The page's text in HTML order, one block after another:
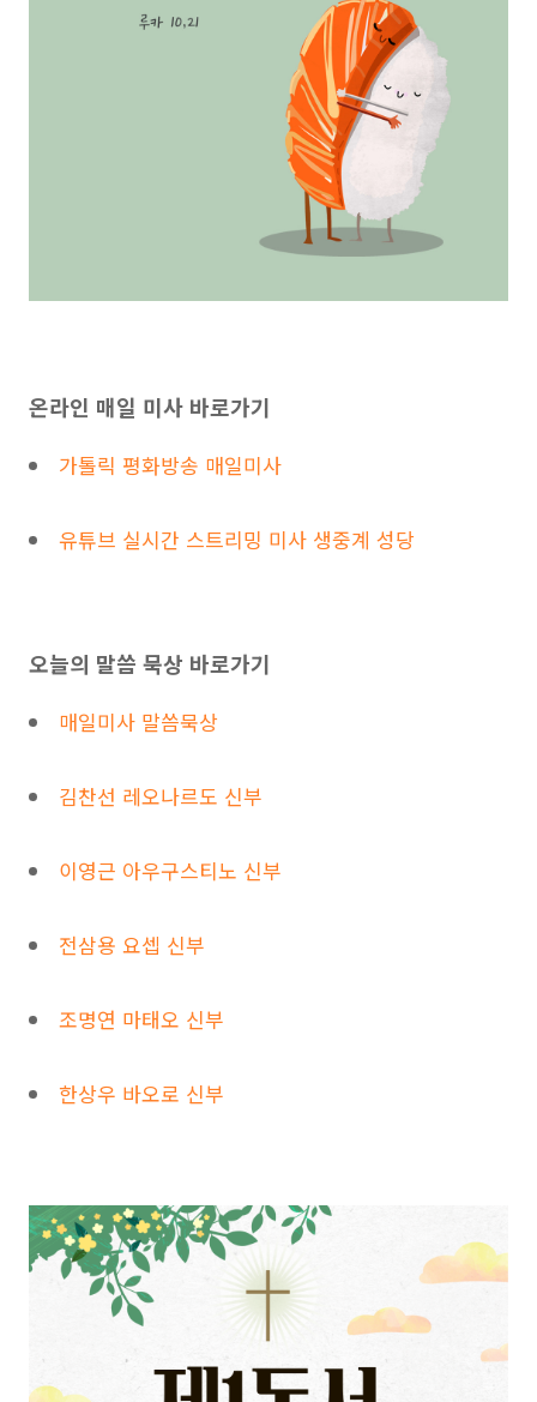
온라인 매일 미사 바로가기
가톨릭 평화방송 매일미사
유튜브 실시간 스트리밍 미사 생중계 성당
오늘의 말씀 묵상 바로가기
매일미사 말씀묵상
김찬선 레오나르도 신부
이영근 아우구스티노 신부
전삼용 요셉 신부
조명연 마태오 신부
한상우 바오로 신부